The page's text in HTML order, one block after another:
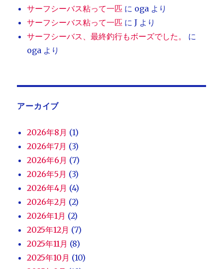
サーフシーバス粘って一匹 に oga より
サーフシーバス粘って一匹 にJ より
サーフシーバス、最終釣行もボーズでした。
に
oga より
アーカイブ
2026年8月 (1)
2026年7月 (3)
2026年6月 (7)
2026年5月 (3)
2026年4月 (4)
2026年2月 (2)
2026年1月 (2)
2025年12月 (7)
2025年11月 (8)
2025年10月 (10)